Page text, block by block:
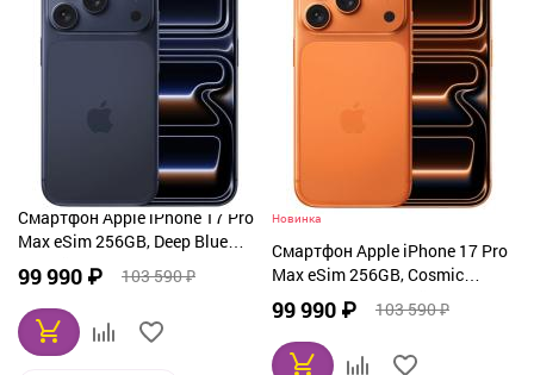
По рейтингу
Смартфон Apple iPhone 17 Pro
Max eSim 256GB, Deep Blue
(синий)
99 990 ₽ 103 590 ₽
Новинка
Смартфон Apple iPhone 17 Pro
Max eSim 256GB, Cosmic
Orange (оранжевый)
99 990 ₽ 103 590 ₽